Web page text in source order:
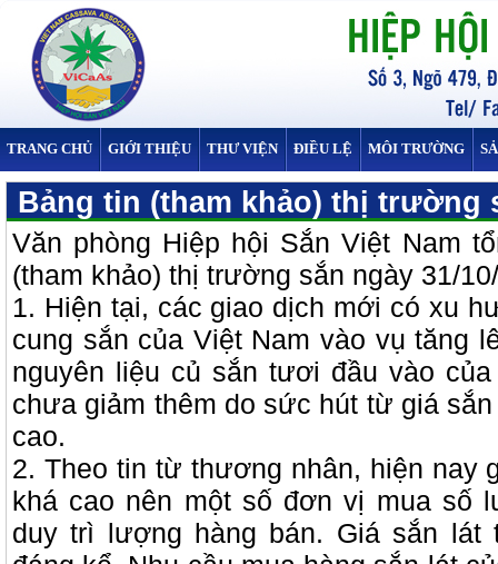
TRANG CHỦ GIỚI THIỆU THƯ VIỆN ĐIỀU LỆ MÔI TRƯỜNG
Bảng tin (tham khảo) thị trường
Văn phòng Hiệp hội Sắn Việt Nam
(tham khảo) thị trường sắn ngày 31/
1. Hiện tại, các giao dịch mới có xu
cung sắn của Việt Nam vào vụ tăng
nguyên liệu củ sắn tươi đầu vào
chưa giảm thêm do sức hút từ giá
cao.
2. Theo tin từ thương nhân, hiện nay
khá cao nên một số đơn vị mua số
duy trì lượng hàng bán. Giá sắn lát